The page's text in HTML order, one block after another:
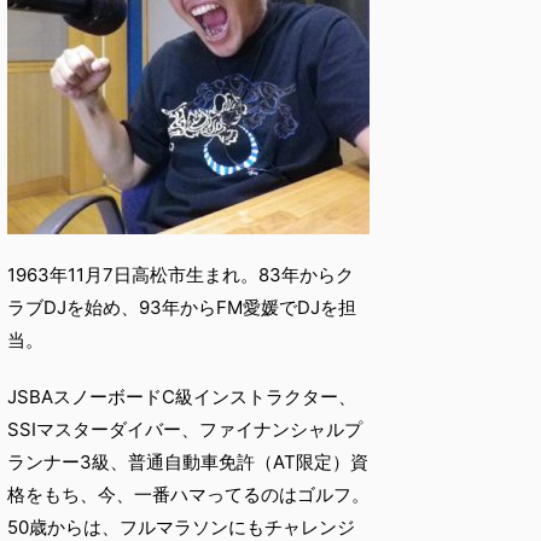
1963年11月7日高松市生まれ。83年からク
ラブDJを始め、93年からFM愛媛でDJを担
当。
JSBAスノーボードC級インストラクター、
SSIマスターダイバー、ファイナンシャルプ
ランナー3級、普通自動車免許（AT限定）資
格をもち、今、一番ハマってるのはゴルフ。
50歳からは、フルマラソンにもチャレンジ